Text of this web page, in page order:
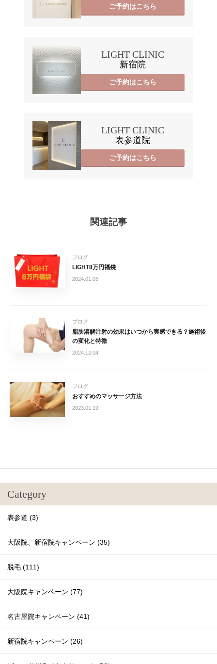
ご予約はこちら
LIGHT CLINIC
新宿院
ご予約はこちら
LIGHT CLINIC
表参道院
ご予約はこちら
関連記事
ブログ
LIGHT8万円福袋
2024.01.05
ブログ
脂肪溶解注射の効果はいつから実感できる？施術後
の変化と特徴
2024.12.04
ブログ
おすすめのマッサージ方法
2023.01.19
Category
表参道 (3)
大阪院、新宿院キャンペーン (35)
脱毛 (111)
大阪院キャンペーン (77)
名古屋院キャンペーン (41)
新宿院キャンペーン (26)